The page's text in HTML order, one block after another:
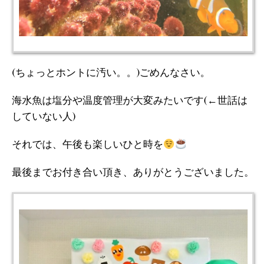
(ちょっとホントに汚い。。)ごめんなさい。
海水魚は塩分や温度管理が大変みたいです(←世話は
していない人)
それでは、午後も楽しいひと時を
最後までお付き合い頂き、ありがとうございました。